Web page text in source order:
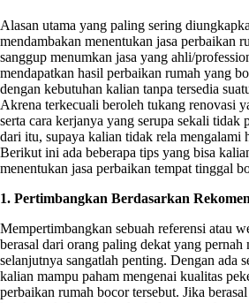
Alasan utama yang paling sering
mendambakan menentukan jasa perbaikan
sanggup menumkan jasa yang ahli/
mendapatkan hasil perbaikan rumah yang
dengan kebutuhan kalian tanpa tersedia
Akrena terkecuali beroleh tukang renovasi
serta cara kerjanya yang serupa sekali tidak
dari itu, supaya kalian tidak rela mengalami
Berikut ini ada beberapa tips yang bisa
menentukan jasa perbaikan tempat tinggal
1. Pertimbangkan Berdasarkan
Mempertimbangkan sebuah referensi atau
berasal dari orang paling dekat yang pernah
selanjutnya sangatlah penting. Dengan ada
kalian mampu paham mengenai kualitas
perbaikan rumah bocor tersebut. Jika